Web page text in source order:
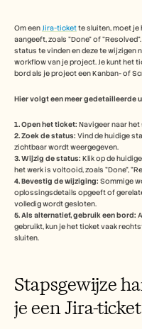
Om een Jira-ticket te sluiten, moet
aangeeft, zoals "Done" of
status te vinden en deze te wijzigen
workflow van je project. Je kunt het
bord als je project een Kanban- of
Hier volgt een meer gedetailleerde
1. Open het ticket: Navigeer naar
2. Zoek de status: Vind de huidige
zichtbaar wordt weergegeven.
3. Wijzig de status: Klik op de
het werk is voltooid, zoals "Done",
4. Bevestig de wijziging: Sommige
oplossingsdetails opgeeft of
volledig wordt gesloten.
5. Als alternatief, gebruik een bord:
gebruikt, kun je het ticket vaak
sluiten.
Stapsgewijze
je een Jira-ticket
Klantverhalen
Helpcentrum
Prijzen
Carrières
Announcement
Partner Program
TOEPASSINGEN
Verandermanagement
Voorverkoop
Klantensucces
Training
See more